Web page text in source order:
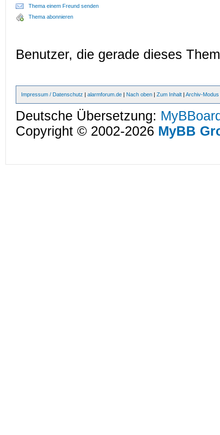
Thema einem Freund senden
Thema abonnieren
Benutzer, die gerade dieses
Impressum / Datenschutz |alarmforum.de | Nach oben |Zum Inhalt |Archiv-Modus
Deutsche Übersetzung:
Copyright © 2002-2026 MyBB